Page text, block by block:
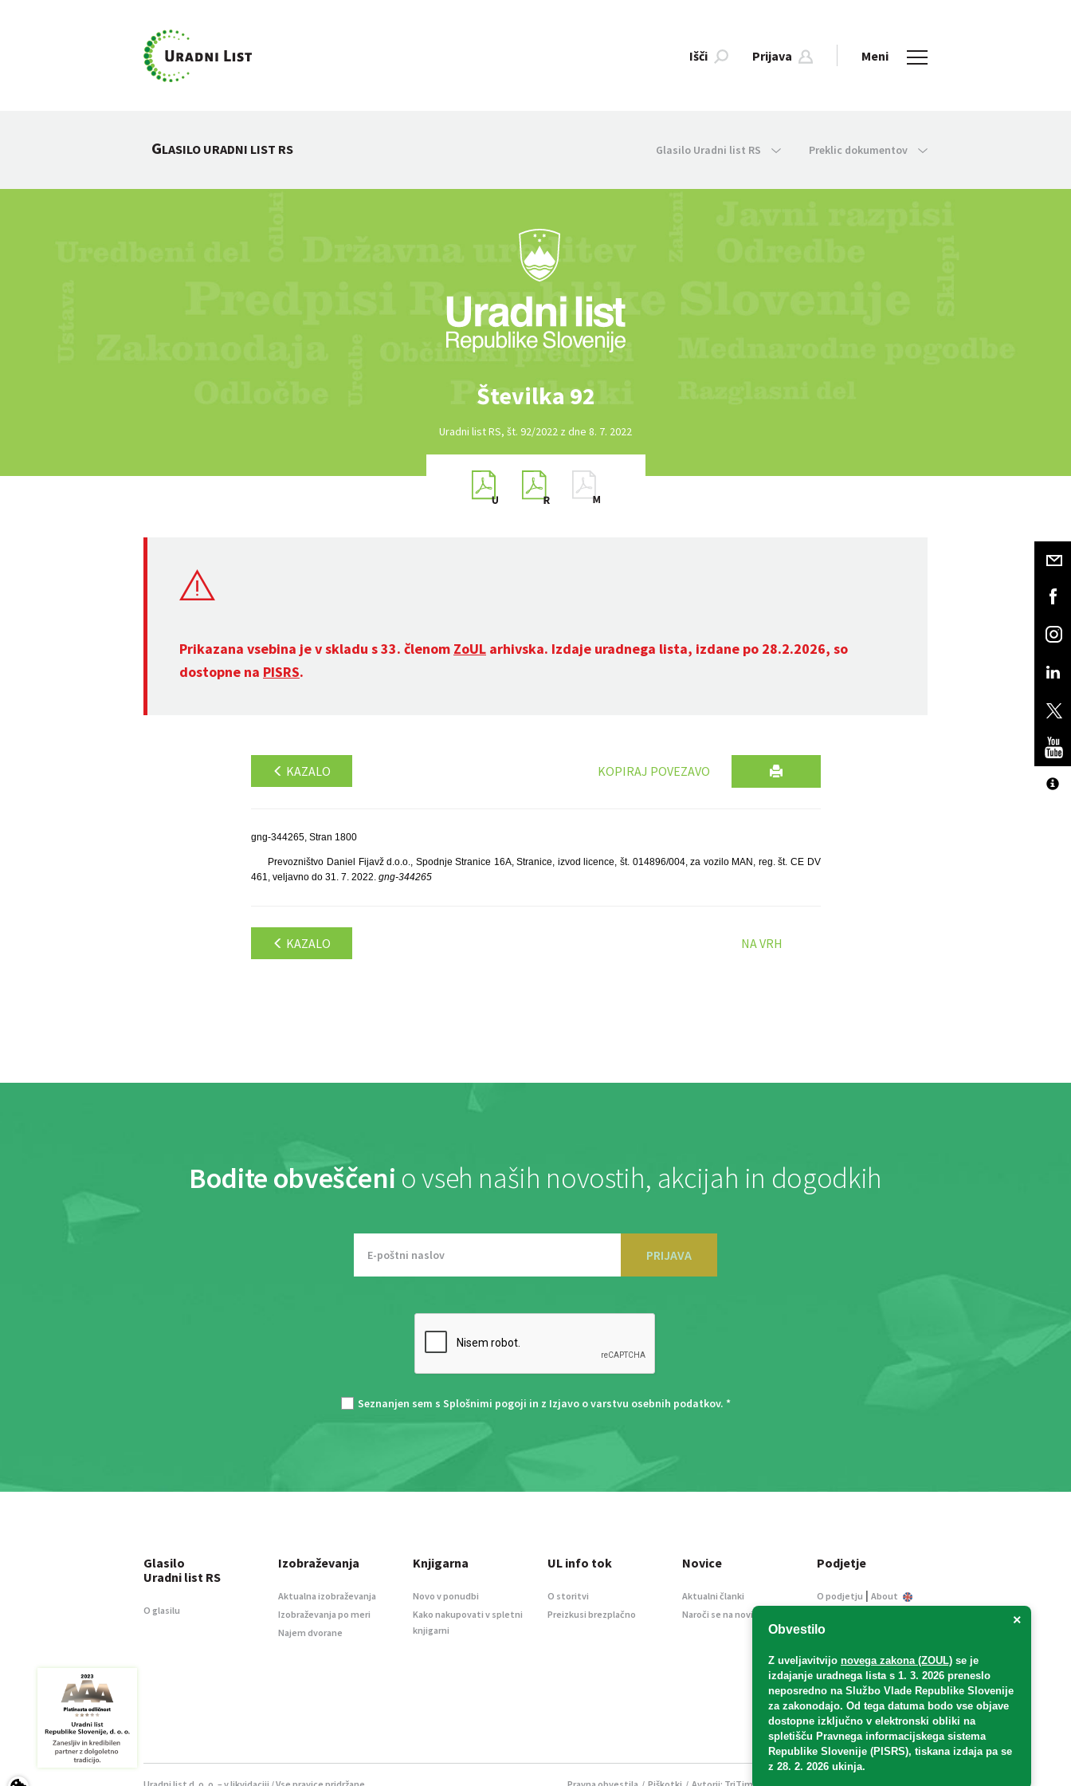
Išči Prijava Meni
GLASILO URADNI LIST RS Glasilo Uradni list RS Preklic dokumentov
Številka 92
Uradni list RS, št. 92/2022 z dne 8. 7. 2022
Prikazana vsebina je v skladu s 33. členom ZoUL arhivska. Izdaje uradnega lista, izdane po 28.2.2026, so
dostopne na PISRS.
KAZALO KOPIRAJ POVEZAVO
gng-344265, Stran 1800
Prevozništvo Daniel Fijavž d.o.o., Spodnje Stranice 16A, Stranice, izvod licence, št. 014896/004, za vozilo MAN, reg. št. CE DV
461, veljavno do 31. 7. 2022. gng-344265
KAZALO NA VRH
Bodite obveščeni o vseh naših novostih, akcijah in dogodkih
PRIJAVA
Seznanjen sem s Splošnimi pogoji in z Izjavo o varstvu osebnih podatkov. *
×
Obvestilo
Z uveljavitvijo novega zakona (ZOUL) se je
izdajanje uradnega lista s 1. 3. 2026 preneslo
neposredno na Službo Vlade Republike Slovenije
za zakonodajo. Od tega datuma bodo vse objave
dostopne izključno v elektronski obliki na
spletišču Pravnega informacijskega sistema
Republike Slovenije (PISRS), tiskana izdaja pa se
z 28. 2. 2026 ukinja.
Glasilo
Uradni list RS
O glasilu
Izobraževanja
Aktualna izobraževanja
Izobraževanja po meri
Najem dvorane
Knjigarna
Novo v ponudbi
Kako nakupovati v spletni
knjigarni
UL info tok
O storitvi
Preizkusi brezplačno
Novice
Aktualni članki
Naroči se na novice
Podjetje
O podjetju | About
Informacije javnega
Oglaševanje
Splošni pogoji
Izjava o varstvu osebnih
podatkov
E-dražbe